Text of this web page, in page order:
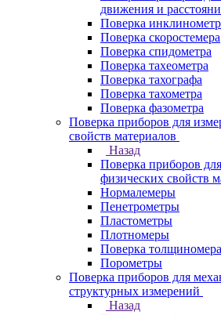
движения и
Поверка
Поверка скоростемера
Поверка спидометра
Поверка тахеометра
Поверка тахографа
Поверка тахометра
Поверка фазометра
Поверка приборов для
свойств материалов
Назад
Поверка приборов
физических свойств
Нормалемеры
Пенетрометры
Пластометры
Плотномеры
Поверка толщиномера
Порометры
Поверка приборов для
структурных измерений
Назад